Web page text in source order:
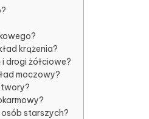
krążenia?
drogi żółciowe?
moczowy?
starszych?